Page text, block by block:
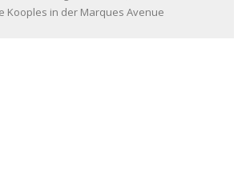
Kooples in der Marques Avenue